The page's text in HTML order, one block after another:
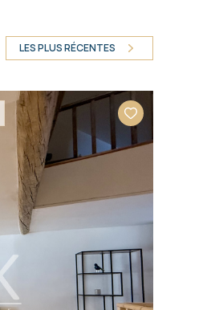
LES PLUS RÉCENTES